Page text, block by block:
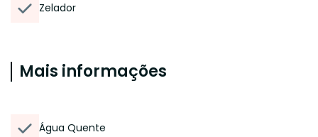
Zelador
Mais informações
Água Quente